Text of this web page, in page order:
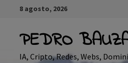
Saltar
contenido
8 agosto, 2026
PEDRO
IA, Cripto, Redes, Webs,